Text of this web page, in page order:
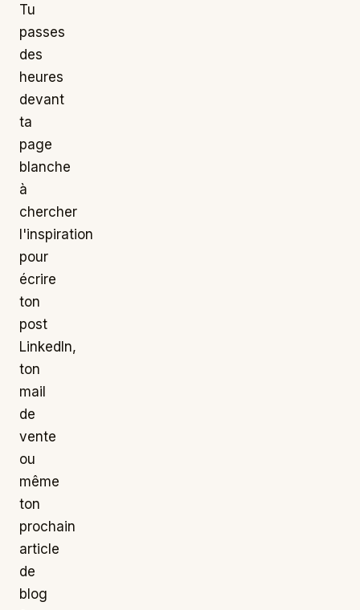
Tu
passes
des
heures
devant
ta
page
blanche
à
chercher
l'inspiration
pour
écrire
ton
post
LinkedIn,
ton
mail
de
vente
ou
même
ton
prochain
article
de
blog